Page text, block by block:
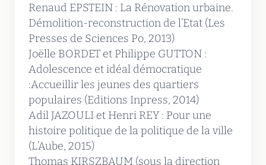
Renaud EPSTEIN : La Rénovation urbaine.
Démolition-reconstruction de l’Etat (Les
Presses de Sciences Po, 2013)
Joëlle BORDET et Philippe GUTTON :
Adolescence et idéal démocratique
:Accueillir les jeunes des quartiers
populaires (Editions Inpress, 2014)
Adil JAZOULI et Henri REY : Pour une
histoire politique de la politique de la ville
(L’Aube, 2015)
Thomas KIRSZBAUM (sous la direction